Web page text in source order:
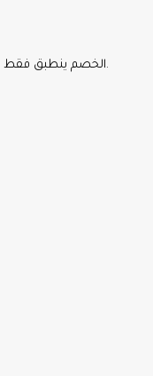
• الخصم ينطبق فقط على تذاكر السفر على شركات الطيران المختارة وحجوزات الفنادق وباقات العطلات.